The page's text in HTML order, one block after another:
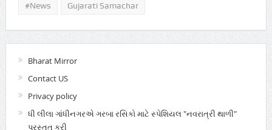
#news Gujarati Samachar
Bharat Mirror
Contact US
Privacy policy
ધી લીલા ગાંધીનગરએ ગરબા રસિકો માટે સ્પેશિયલ "નવરાત્રી થાળી"
પ્રસ્તુત કરી